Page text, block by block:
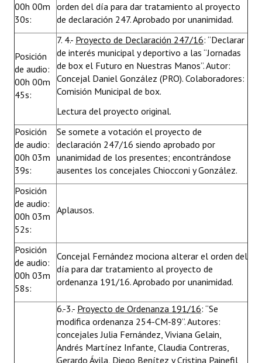
00h 00m
30s:
orden del día para dar tratamiento al proyecto
de declaración 247. Aprobado por unanimidad.
Posición
de audio:
00h 00m
45s:
7. 4.- Proyecto de Declaración 247/16: “Declarar
de interés municipal y deportivo a las “Jornadas
de box el Futuro en Nuestras Manos”. Autor:
Concejal Daniel González (PRO). Colaboradores:
Comisión Municipal de box.
Lectura del proyecto original.
Posición
de audio:
00h 03m
39s:
Se somete a votación el proyecto de
declaración 247/16 siendo aprobado por
unanimidad de los presentes; encontrándose
ausentes los concejales Chiocconi y González.
Posición
de audio:
00h 03m
52s:
Aplausos.
Posición
de audio:
00h 03m
58s:
Concejal Fernández mociona alterar el orden del
día para dar tratamiento al proyecto de
ordenanza 191/16. Aprobado por unanimidad.
6.-3.- Proyecto de Ordenanza 191/16: “Se
modifica ordenanza 254-CM-89”. Autores:
concejales Julia Fernández, Viviana Gelain,
Andrés Martínez Infante, Claudia Contreras,
Gerardo Ávila, Diego Benítez y Cristina Painefil